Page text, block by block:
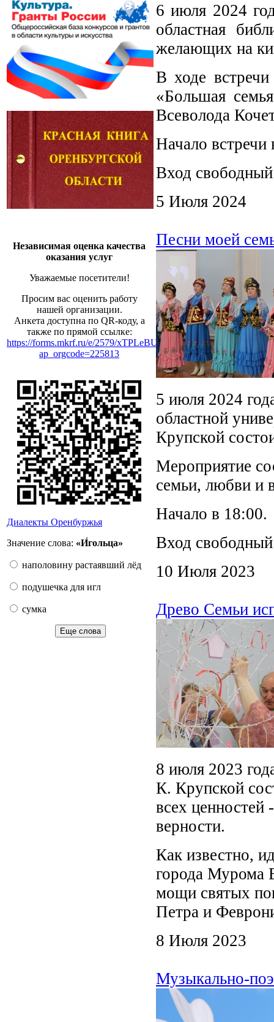
Независимая оценка качества
оказания услуг
Уважаемые посетители!
Просим вас оценить работу
нашей организации.
Анкета доступна по QR-коду, а
также по прямой ссылке:
https://forms.mkrf.ru/e/2579/xTPLeBU7/?
ap_orgcode=225813
Диалекты Оренбуржья
Значение слова: «И́гольца»
наполовину растаявший лёд
подушечка для игл
сумка
Еще слова
6 июля 2024
областная
желающих на
В ходе
«Большая
Всеволода
Начало встречи
Вход
5 Июля 2024
Песни моей
5 июля 2024
областной
Крупской
Мероприятие
семьи, любви и
Начало в 18:00.
Вход
10 Июля 2023
Древо Семьи
8 июля 2023
К. Крупской
всех
верности.
Как известно,
города Мурома
мощи святых
Петра и
8 Июля 2023
Музыкально-